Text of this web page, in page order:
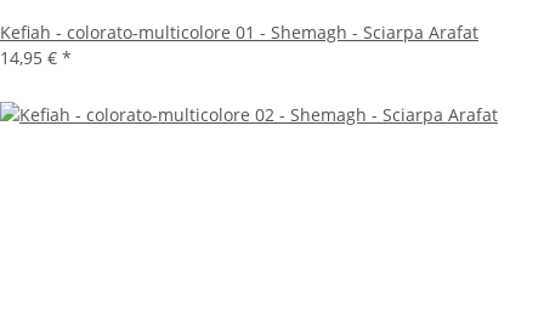
Kefiah - colorato-multicolore 01 - Shemagh - Sciarpa Arafat
14,95 € *